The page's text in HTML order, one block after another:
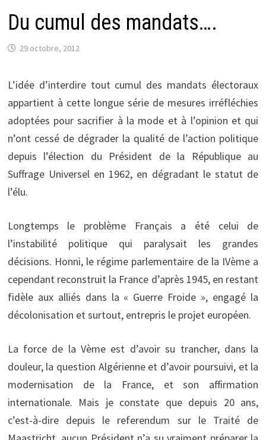
Du cumul des mandats….
29 octobre, 2012
L’idée d’interdire tout cumul des mandats électoraux
appartient à cette longue série de mesures irréfléchies
adoptées pour sacrifier à la mode et à l’opinion et qui
n’ont cessé de dégrader la qualité de l’action politique
depuis l’élection du Président de la République au
Suffrage Universel en 1962, en dégradant le statut de
l’élu.
Longtemps le problème Français a été celui de
l’instabilité politique qui paralysait les grandes
décisions. Honni, le régime parlementaire de la IVème a
cependant reconstruit la France d’après 1945, en restant
fidèle aux alliés dans la « Guerre Froide », engagé la
décolonisation et surtout, entrepris le projet européen.
La force de la Vème est d’avoir su trancher, dans la
douleur, la question Algérienne et d’avoir poursuivi, et la
modernisation de la France, et son affirmation
internationale. Mais je constate que depuis 20 ans,
c’est-à-dire depuis le referendum sur le Traité de